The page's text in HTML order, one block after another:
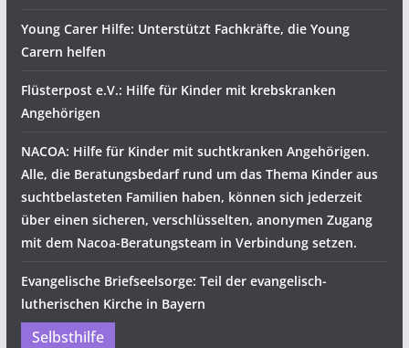
Young Carer Hilfe: Unterstützt Fachkräfte, die Young
Carern helfen
Flüsterpost e.V.: Hilfe für Kinder mit krebskranken
Angehörigen
NACOA: Hilfe für Kinder mit suchtkranken Angehörigen.
Alle, die Beratungsbedarf rund um das Thema Kinder aus
suchtbelasteten Familien haben, können sich jederzeit
über einen sicheren, verschlüsselten, anonymen Zugang
mit dem Nacoa-Beratungsteam in Verbindung setzen.
Evangelische Briefseelsorge: Teil der evangelisch-
lutherischen Kirche in Bayern
Selbsthilfe